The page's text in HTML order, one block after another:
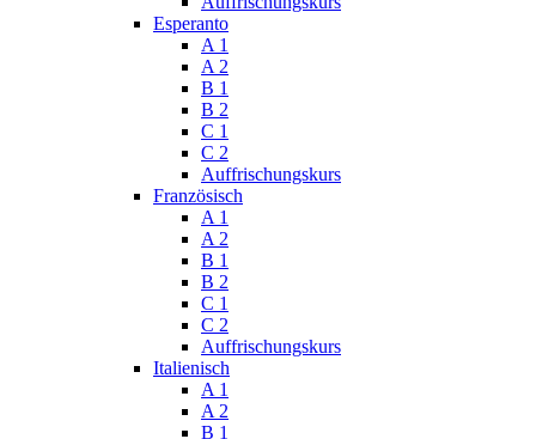
Esperanto
A 1
A 2
B 1
B 2
C 1
C 2
Auffrischungskurs
Französisch
A 1
A 2
B 1
B 2
C 1
C 2
Auffrischungskurs
Italienisch
A 1
A 2
B 1